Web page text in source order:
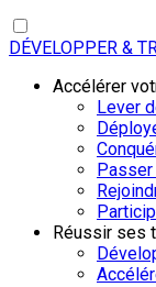
DÉVELOPPER &
Accélérer
Lever
Réussir ses